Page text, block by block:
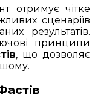
отримує чітке
сценаріїв
результатів.
принципи
, що дозволяє